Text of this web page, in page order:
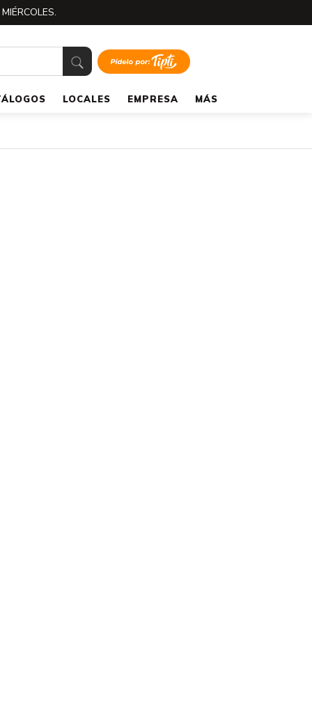
LOCALES EMPRESA MÁS